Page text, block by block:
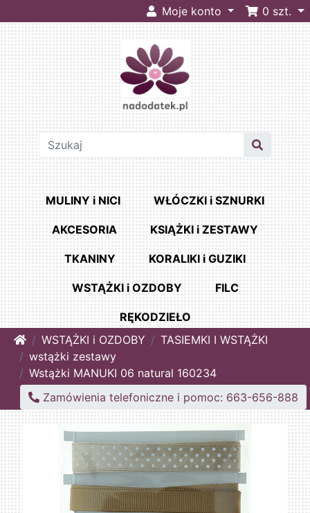
Moje konto 0 szt.
MULINY i NICI WŁÓCZKI i SZNURKI
AKCESORIA KSIĄŻKI i ZESTAWY
TKANINY KORALIKI i GUZIKI
WSTĄŻKI i OZDOBY FILC
RĘKODZIEŁO
HomeWSTĄŻKI i OZDOBY
TASIEMKI I WSTĄŻKI
wstążki zestawy
Wstążki MANUKI 06 natural 160234
Zamówienia telefoniczne i pomoc: 663-656-888